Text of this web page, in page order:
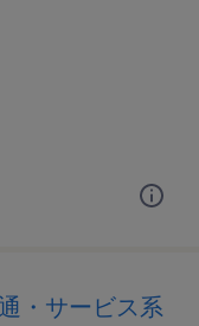
・サービス系